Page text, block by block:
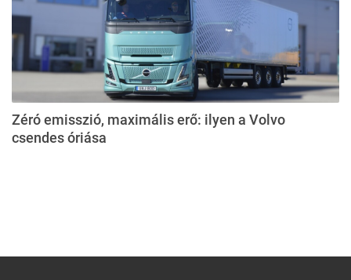
Zéró emisszió, maximális erő: ilyen a Volvo
csendes óriása